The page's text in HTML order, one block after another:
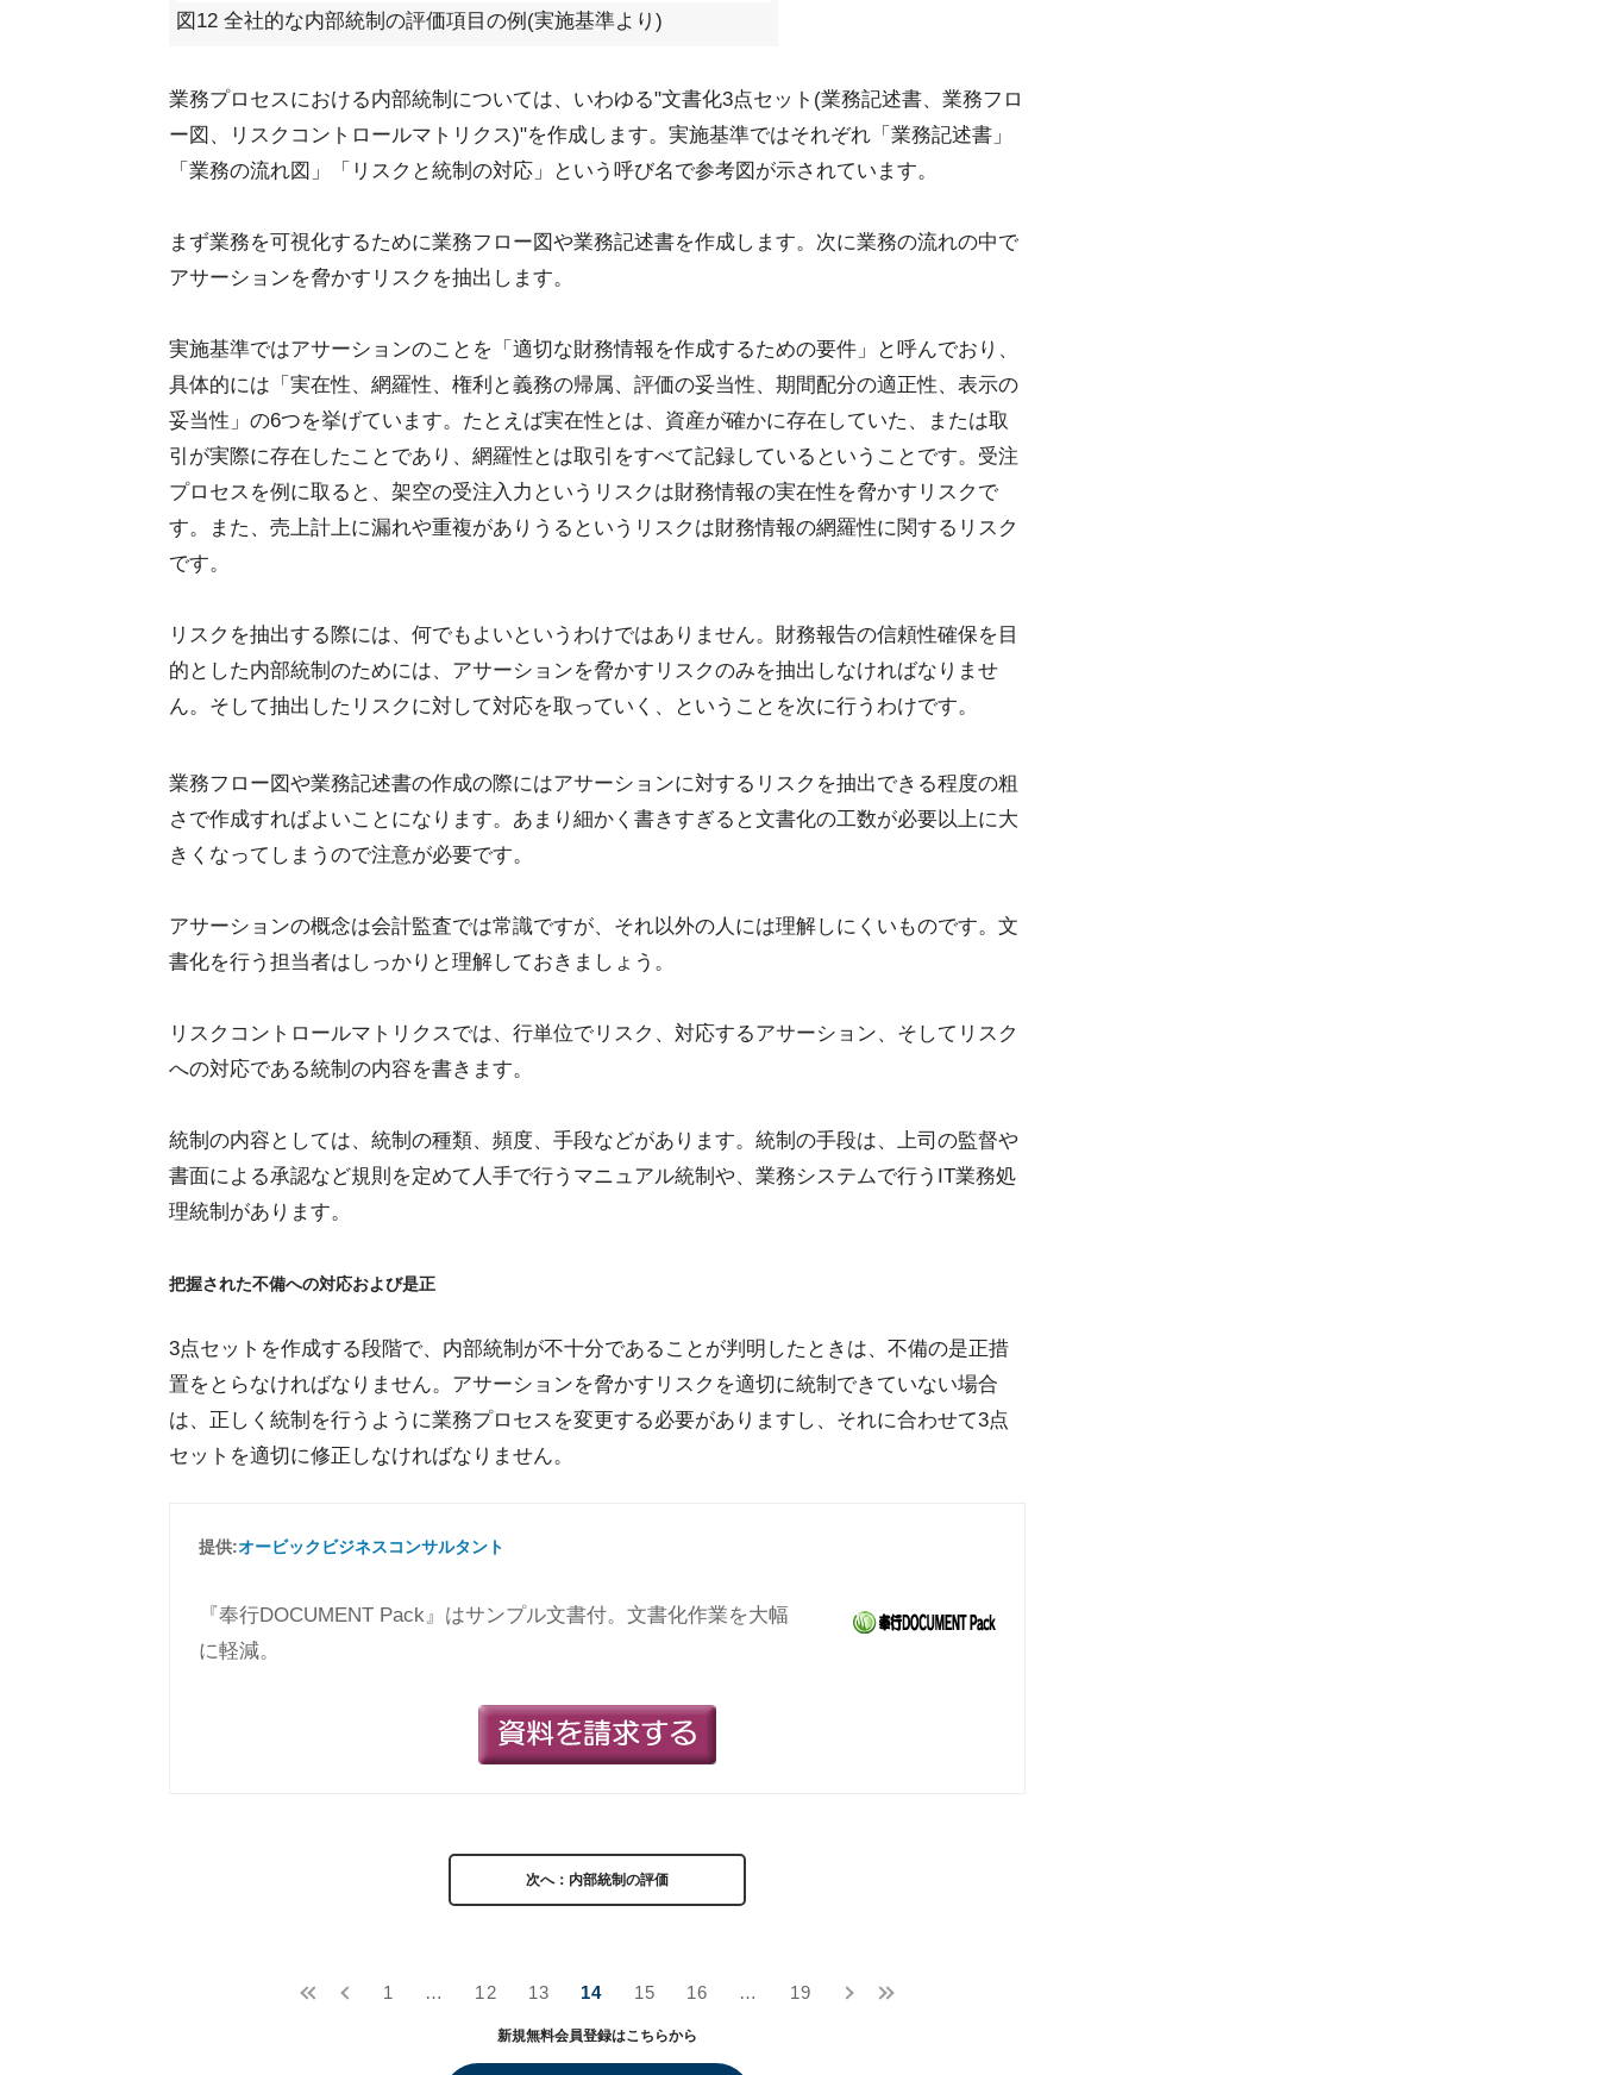
図12 全社的な内部統制の評価項目の例(実施基準より)
業務プロセスにおける内部統制については、いわゆる"文書化3点セット(業務記述書、業務フロ
ー図、リスクコントロールマトリクス)"を作成します。実施基準ではそれぞれ「業務記述書」
「業務の流れ図」「リスクと統制の対応」という呼び名で参考図が示されています。
まず業務を可視化するために業務フロー図や業務記述書を作成します。次に業務の流れの中で
アサーションを脅かすリスクを抽出します。
実施基準ではアサーションのことを「適切な財務情報を作成するための要件」と呼んでおり、
具体的には「実在性、網羅性、権利と義務の帰属、評価の妥当性、期間配分の適正性、表示の
妥当性」の6つを挙げています。たとえば実在性とは、資産が確かに存在していた、または取
引が実際に存在したことであり、網羅性とは取引をすべて記録しているということです。受注
プロセスを例に取ると、架空の受注入力というリスクは財務情報の実在性を脅かすリスクで
す。また、売上計上に漏れや重複がありうるというリスクは財務情報の網羅性に関するリスク
です。
リスクを抽出する際には、何でもよいというわけではありません。財務報告の信頼性確保を目
的とした内部統制のためには、アサーションを脅かすリスクのみを抽出しなければなりませ
ん。そして抽出したリスクに対して対応を取っていく、ということを次に行うわけです。
業務フロー図や業務記述書の作成の際にはアサーションに対するリスクを抽出できる程度の粗
さで作成すればよいことになります。あまり細かく書きすぎると文書化の工数が必要以上に大
きくなってしまうので注意が必要です。
アサーションの概念は会計監査では常識ですが、それ以外の人には理解しにくいものです。文
書化を行う担当者はしっかりと理解しておきましょう。
リスクコントロールマトリクスでは、行単位でリスク、対応するアサーション、そしてリスク
への対応である統制の内容を書きます。
統制の内容としては、統制の種類、頻度、手段などがあります。統制の手段は、上司の監督や
書面による承認など規則を定めて人手で行うマニュアル統制や、業務システムで行うIT業務処
理統制があります。
把握された不備への対応および是正
3点セットを作成する段階で、内部統制が不十分であることが判明したときは、不備の是正措
置をとらなければなりません。アサーションを脅かすリスクを適切に統制できていない場合
は、正しく統制を行うように業務プロセスを変更する必要がありますし、それに合わせて3点
セットを適切に修正しなければなりません。
提供:オービックビジネスコンサルタント
『奉行DOCUMENT Pack』はサンプル文書付。文書化作業を大幅
に軽減。
次へ：内部統制の評価
1 … 12 13 14 15 16 … 19
新規無料会員登録はこちらから